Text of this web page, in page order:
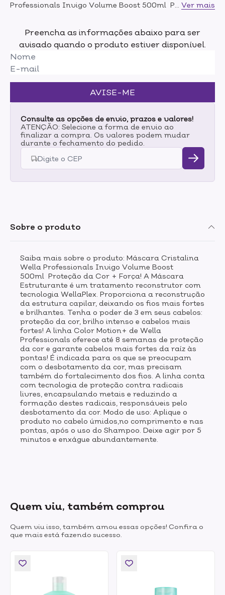
Professionals Invigo Volume Boost 500ml Proteção
Proporciona a reconstrução da estrutura capilar,
deixando os fios mais fortes e brilhantes. Tenha o
poder de 3 em seus cabelos: proteção da cor, brilho
intenso e cabelos mais fortes! A linha Color Motion+ de
às pontas! É indicada para os que se preocupam com
o desbotamento da cor, mas precisam também do
fortalecimento dos fios. A linha conta com tecnologia
de proteção contra radicais livres, encapsulando
metais e reduzindo a formação destes radicais,
responsáveis pelo desbotamento da cor. Modo de
uso: Aplique o produto no cabelo úmidos,no
comprimento e nas pontas, após o uso do Shampoo.
Ver mais
Preencha as informações abaixo para ser
avisado quando o produto estiver disponível.
AVISE-ME
Consulte as opções de envio, prazos e valores!
ATENÇÃO: Selecione a forma de envio ao
finalizar a compra. Os valores podem mudar
durante o fechamento do pedido.
Sobre o produto
Saiba mais sobre o produto: Máscara Cristalina
Wella Professionals Invigo Volume Boost
500ml Proteção da Cor + Força! A Máscara
Estruturante é um tratamento reconstrutor com
tecnologia WellaPlex. Proporciona a reconstrução
da estrutura capilar, deixando os fios mais fortes
e brilhantes. Tenha o poder de 3 em seus cabelos:
proteção da cor, brilho intenso e cabelos mais
fortes! A linha Color Motion+ de Wella
Professionals oferece até 8 semanas de proteção
da cor e garante cabelos mais fortes da raíz às
pontas! É indicada para os que se preocupam
com o desbotamento da cor, mas precisam
também do fortalecimento dos fios. A linha conta
com tecnologia de proteção contra radicais
livres, encapsulando metais e reduzindo a
formação destes radicais, responsáveis pelo
desbotamento da cor. Modo de uso: Aplique o
produto no cabelo úmidos,no comprimento e nas
pontas, após o uso do Shampoo. Deixe agir por 5
minutos e enxágue abundantemente.
Quem viu, também comprou
Quem viu isso, também amou essas opções! Confira o
que mais está fazendo sucesso.